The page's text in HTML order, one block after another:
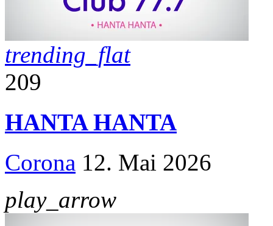
trending_flat
209
HANTA HANTA
Corona 12. Mai 2026
play_arrow